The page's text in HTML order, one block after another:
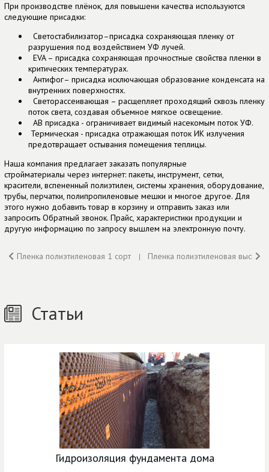
Статьи
Гидроизоляция фундамента дома
При производстве плёнок, для повышени качества используются
следующие присадки:
Светостабилизатор–присадка сохраняющая пленку от
разрушения под воздействием УФ лучей.
EVA – присадка сохраняющая прочностные свойства пленки в
критических температурах.
Антифог– присадка исключающая образование конденсата на
внутренних поверхностях.
Светорассеивающая – расщепляет проходящий сквозь пленку
поток света, создавая объемное мягкое освещение.
AB присадка - ограничивает видимый насекомым поток УФ.
Термическая - присадка отражающая поток ИК излучения
предотвращает остывания помещения теплицы.
Наша компания предлагает заказать популярные
стройматериалы через интернет: пакеты, инструмент, сетки,
красители, вспененный полиэтилен, системы хранения, оборудование,
трубы, перчатки, полипропиленовые мешки и многое другое. Для
этого нужно добавить товар в корзину и отправить заказ или
запросить Обратный звонок. Прайс, характеристики продукции и
другую информацию по запросу вышлем на электронную почту.
Пленка полиэтиленовая 1 сорт Пленка полиэтиленовая высший